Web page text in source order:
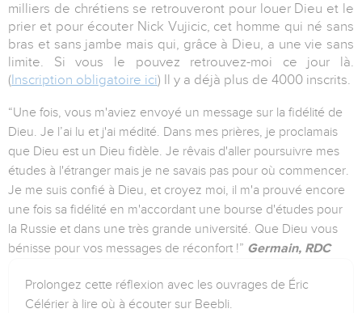
milliers de chrétiens se retrouveront pour louer Dieu et le
prier et pour écouter Nick Vujicic, cet homme qui né sans
bras et sans jambe mais qui, grâce à Dieu, a une vie sans
limite. Si vous le pouvez retrouvez-moi ce jour là.
( Inscription obligatoire ici) Il y a déjà plus de 4000 inscrits.
“Une fois, vous m'aviez envoyé un message sur la fidélité de
Dieu. Je l’ai lu et j'ai médité. Dans mes prières, je proclamais
que Dieu est un Dieu fidèle. Je rêvais d'aller poursuivre mes
études à l'étranger mais je ne savais pas pour où commencer.
Je me suis confié à Dieu, et croyez moi, il m'a prouvé encore
une fois sa fidélité en m'accordant une bourse d'études pour
la Russie et dans une très grande université. Que Dieu vous
bénisse pour vos messages de réconfort !” Germain, RDC
Prolongez cette réflexion avec les ouvrages de Éric
Célérier à lire où à écouter sur Beebli.